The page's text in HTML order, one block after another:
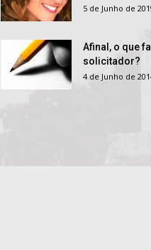
5 de Junho de
Afinal, o que
solicitador?
4 de Junho de